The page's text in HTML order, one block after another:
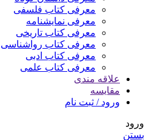
معرفی کتاب فلسفی
معرفی نمایشنامه
معرفی کتاب تاریخی
معرفی کتاب رواشناسی
معرفی کتاب ادبی
معرفی کتاب علمی
علاقه مندی
مقایسه
ورود / ثبت نام
ورود
بستن